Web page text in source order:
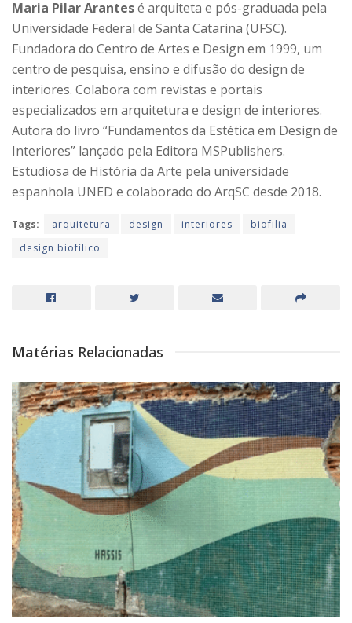
Maria Pilar Arantesé arquiteta e pós-graduada pela
Universidade Federal de Santa Catarina (UFSC).
Fundadora do Centro de Artes e Design em 1999, um
centro de pesquisa, ensino e difusão do design de
interiores. Colabora com revistas e portais
especializados em arquitetura e design de interiores.
Autora do livro “Fundamentos da Estética em Design de
Interiores” lançado pela Editora MSPublishers.
Estudiosa de História da Arte pela universidade
espanhola UNED e colaborado do ArqSC desde 2018.
Tags: arquitetura design interiores
biofilia
design biofílico
Matérias Relacionadas